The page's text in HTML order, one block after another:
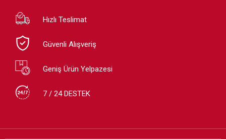
Hızlı Teslimat
Güvenli Alışveriş
Geniş Ürün Yelpazesi
7 / 24 DESTEK